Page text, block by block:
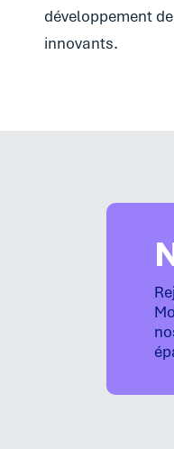
développement
innovants.